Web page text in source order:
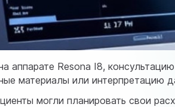
Resona I8,
материалы или интерпретацию
могли планировать свои